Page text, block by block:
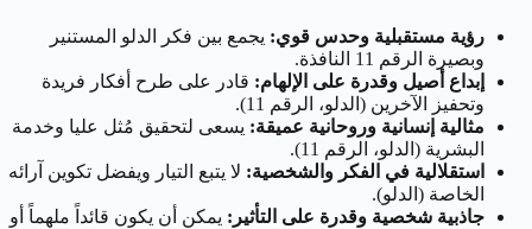
رؤية مستقبلية وحدس قوي: يجمع بين فكر الدلو المستنير
وبصيرة الرقم 11 النافذة.
إبداع أصيل وقدرة على الإلهام: قادر على طرح أفكار فريدة
وتحفيز الآخرين (الدلو، الرقم 11).
مثالية إنسانية وروحانية عميقة: يسعى لتحقيق مُثل عليا وخدمة
البشرية (الدلو، الرقم 11).
استقلالية في الفكر والشخصية: لا يتبع التيار ويفضل تكوين آرائه
الخاصة (الدلو).
جاذبية شخصية وقدرة على التأثير: يمكن أن يكون قائداً ملهماً أو